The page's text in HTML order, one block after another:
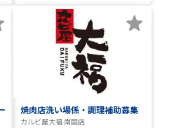
焼肉店洗い場係・調理補助募集
カルビ屋大福 南国店